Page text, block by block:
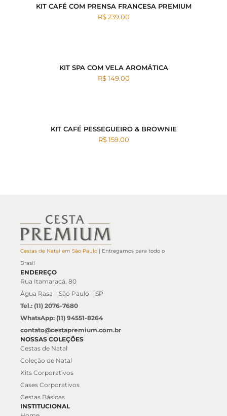
KIT CAFÉ COM PRENSA FRANCESA PREMIUM
R$ 239.00
KIT SPA COM VELA AROMÁTICA
R$ 149.00
KIT CAFÉ PESSEGUEIRO & BROWNIE
R$ 159.00
Cestas de Natal em São Paulo | Entregamos para todo o
Brasil
ENDEREÇO
Rua Itamaracá, 80
Água Rasa – São Paulo – SP
Tel.: (11) 2076-7680
WhatsApp: (11) 94551-8264
contato@cestapremium.com.br
NOSSAS COLEÇÕES
Cestas de Natal
Coleção de Natal
Kits Corporativos
Cases Corporativos
Cestas Básicas
INSTITUCIONAL